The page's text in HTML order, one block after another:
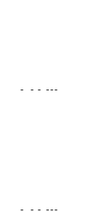
- - - ---
- - - ---